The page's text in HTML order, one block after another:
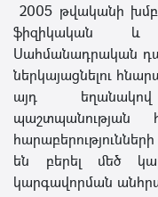
2005 թվականի
ֆիզիկական և
Սահմանադրական
ներկայացնելու
այդ
պաշտպանության
են բերել մեծ
կարգավորման